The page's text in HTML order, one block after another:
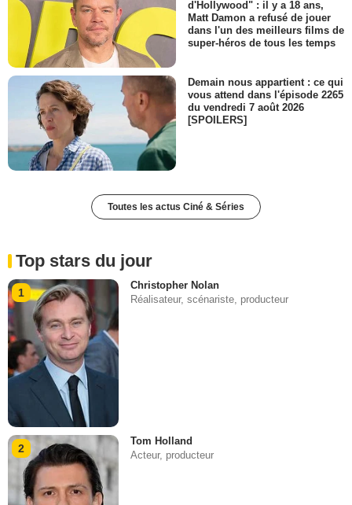
d'Hollywood" : il y a 18 ans,
Matt Damon a refusé de jouer
dans l'un des meilleurs films de
super-héros de tous les temps
Demain nous appartient : ce qui
vous attend dans l'épisode 2265
du vendredi 7 août 2026
[SPOILERS]
Toutes les actus Ciné & Séries
Top stars du jour
1
Christopher Nolan
Réalisateur, scénariste, producteur
2
Tom Holland
Acteur, producteur